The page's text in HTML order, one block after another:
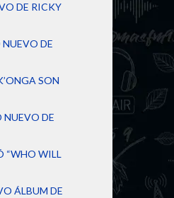
DE RICKY
NUEVO DE
SON
NUEVO DE
“WHO WILL
ÁLBUM DE